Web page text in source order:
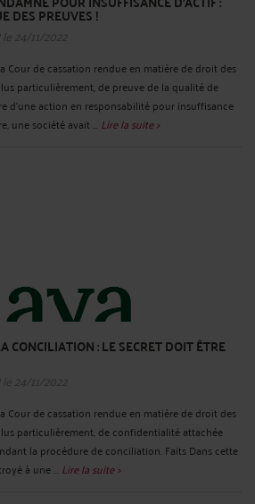
DES PREUVES !
le 24/11/2022
Cour de cassation rendue en matière de droit des
particulièrement, de preuve de la qualité de
d’une action en responsabilité pour insuffisance
une société avait ... Lire la suite >
CONCILIATION : LE SECRET DOIT ÊTRE
le 24/11/2022
Cour de cassation rendue en matière de droit des
particulièrement, de confidentialité attachée
la procédure de conciliation. Faits Dans cette
à une ... Lire la suite >